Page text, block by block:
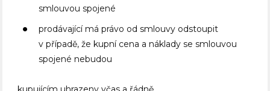
smlouvou spojené
prodávající má právo od smlouvy odstoupit
v případě, že kupní cena a náklady se smlouvou
spojené nebudou